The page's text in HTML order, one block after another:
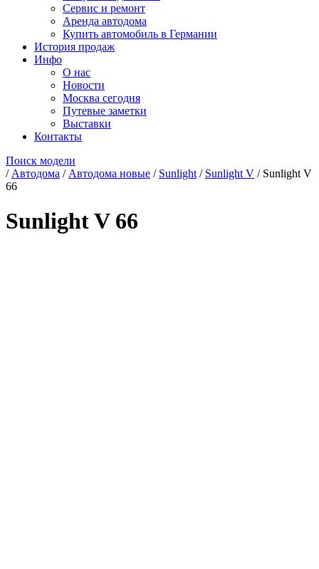
Сервис и ремонт
Аренда автодома
Купить автомобиль в Германии
История продаж
Инфо
О нас
Новости
Москва сегодня
Путевые заметки
Выставки
Контакты
Поиск модели
/ Автодома / Автодома новые / Sunlight / Sunlight V / Sunlight V
66
Sunlight V 66